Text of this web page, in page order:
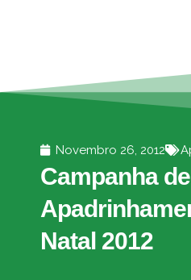
Novembro 26, 2012
Campanha de
Natal 2012